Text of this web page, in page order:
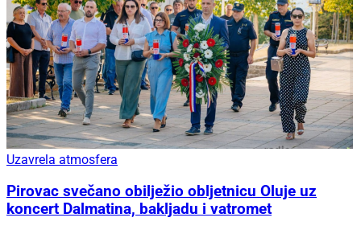
Uzavrela atmosfera
Pirovac svečano obilježio obljetnicu Oluje uz
koncert Dalmatina, bakljadu i vatromet